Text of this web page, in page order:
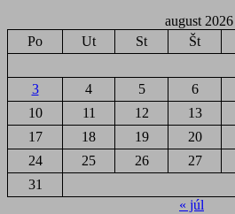
august 2026
Po
Ut St Št
3
4 5 6
10
11 12 13
17
18 19 20
24
25 26 27
31
« júl